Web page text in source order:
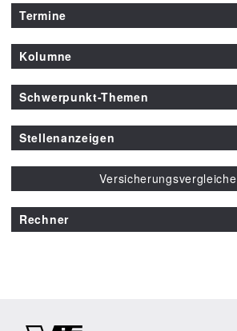
Termine
Kolumne
Schwerpunkt-Themen
Stellenanzeigen
Versicherungsvergleiche
Rechner